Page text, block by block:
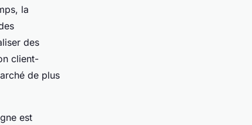
la
des
client-
de plus
est